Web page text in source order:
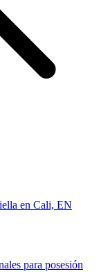
en Cali, EN
para posesión